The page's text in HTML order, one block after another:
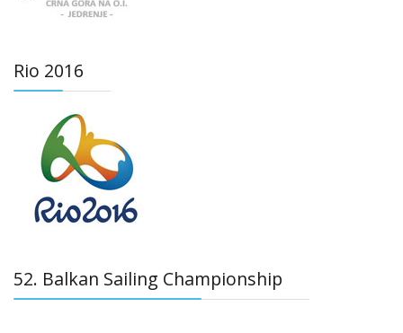
Rio 2016
52. Balkan Sailing Championship